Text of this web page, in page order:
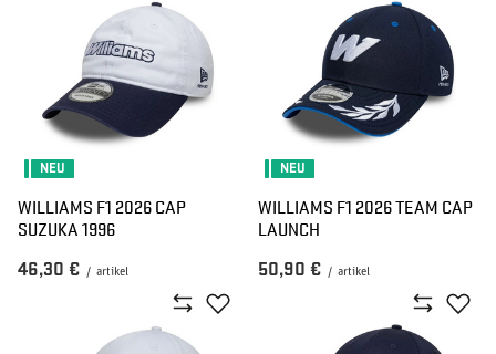
NEU
WILLIAMS F1 2026 CAP
SUZUKA 1996
46,30 € / artikel
NEU
WILLIAMS F1 2026 TEAM CAP
LAUNCH
50,90 € / artikel